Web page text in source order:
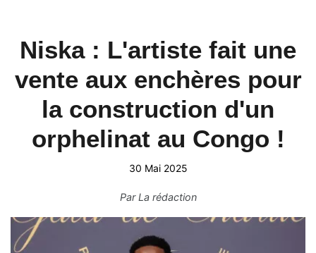
Niska : L'artiste fait une
vente aux enchères pour
la construction d'un
orphelinat au Congo !
30 Mai 2025
ParLa rédaction